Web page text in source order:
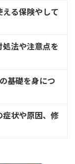
る保険やして
法や注意点を
基礎を身につ
状や原因、修